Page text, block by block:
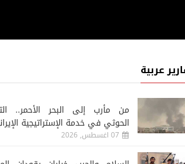
عربية
من مأرب إلى البحر الأحمر..
الحوثي في خدمة الإستراتيجية
07 اغسطس, 2026